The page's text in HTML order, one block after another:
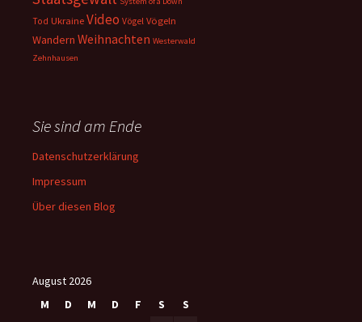
Tod Ukraine Video Vögel Vögeln
Wandern Weihnachten Westerwald
Zehnhausen
Sie sind am Ende
Datenschutzerklärung
Impressum
Über diesen Blog
August 2026
M
D M D F S
S